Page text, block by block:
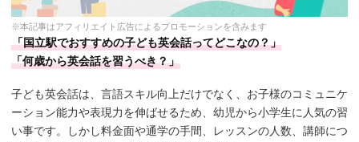
※本記事はアフィリエイト広告によるプロモーションを含みます
「国立駅でおすすめの子ども英会話ってどこなの？」
「何歳から英会話を習うべき？」
子ども英会話は、言語スキル向上だけでなく、お子様のコミュニケ
ーション能力や表現力を伸ばせるため、幼児から小学生に人気の習
い事です。しかし料金面や通学の手間、レッスンの人数、講師につ